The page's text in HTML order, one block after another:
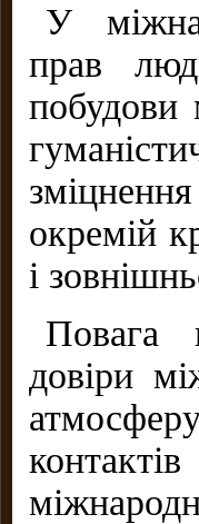
У
прав
побудови
окремій
і
Повага
довіри